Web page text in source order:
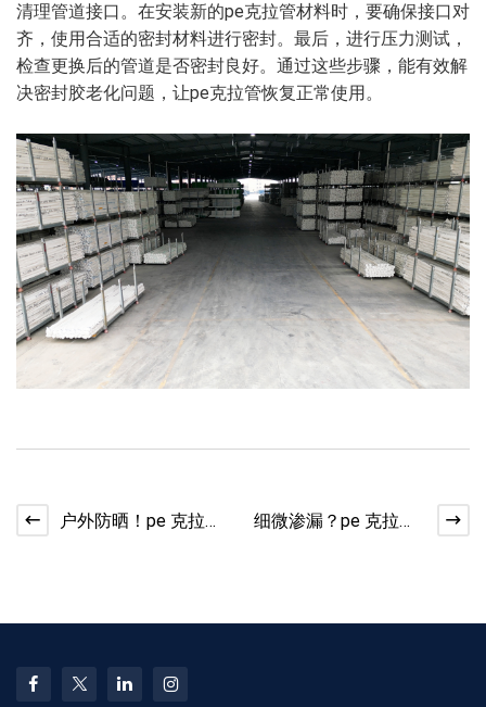
清理管道接口。在安装新的pe克拉管材料时，要确保接口对
齐，使用合适的密封材料进行密封。最后，进行压力测试，
检查更换后的管道是否密封良好。通过这些步骤，能有效解
决密封胶老化问题，让pe克拉管恢复正常使用。
户外防晒！pe 克拉管
细微渗漏？pe 克拉管